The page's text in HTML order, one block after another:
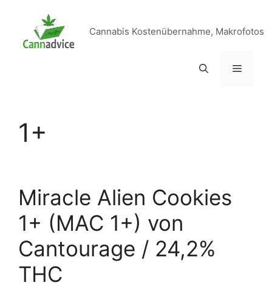
springen
Cannabis Kostenübernahme, Makrofotos
Menü
1+
Miracle Alien Cookies
1+ (MAC 1+) von
Cantourage / 24,2%
THC